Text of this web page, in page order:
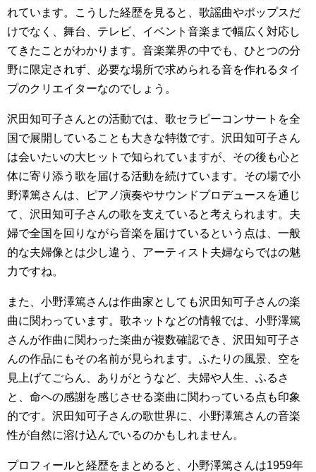
れています。こうした経歴を見ると、歌謡曲やポップスだ
けでなく、舞台、テレビ、イベント音楽まで幅広く対応し
てきたことがわかります。音楽業界の中でも、ひとつの分
野に限定されず、必要な場所で求められる音を作れるタイ
プのクリエイターなのでしょう。
沢田知可子さんとの活動では、歌セラピーコンサートを全
国で展開していることも大きな特徴です。沢田知可子さん
は会いたいの大ヒットで知られていますが、その後も心と
体に寄り添う歌を届ける活動を続けています。その場で小
野澤篤さんは、ピアノ演奏やサウンドプロデュースを通じ
て、沢田知可子さんの歌を支えていると考えられます。夫
婦で全国を回りながら音楽を届けているという点は、一般
的な夫婦像とは少し違う、アーティスト夫婦ならではの魅
力ですね。
また、小野澤篤さんは作曲家としても沢田知可子さんの楽
曲に関わっています。歌ネットなどの情報では、小野澤篤
さんが作曲に関わった楽曲が複数確認でき、沢田知可子さ
んの作品にもその名前が見られます。ふたりの風景、空を
見上げてごらん、ありがとうなど、夫婦や人生、ふるさ
と、命への感謝を感じさせる楽曲に関わっている点も印象
的です。沢田知可子さんの歌世界に、小野澤篤さんの音楽
性が自然に溶け込んでいるのかもしれません。
プロフィールと経歴をまとめると、小野澤篤さんは1959年